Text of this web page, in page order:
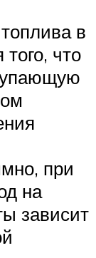
в
что
при
на
зависит